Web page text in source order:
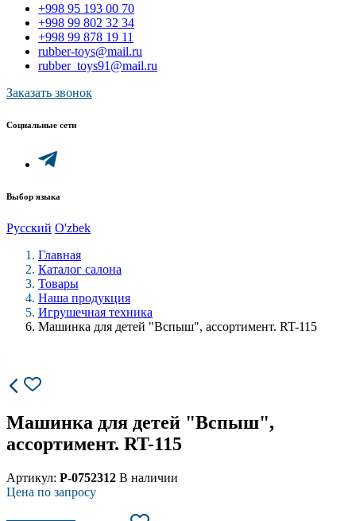
+998 95 193 00 70
+998 99 802 32 34
+998 99 878 19 11
rubber-toys@mail.ru
rubber_toys91@mail.ru
Заказать звонок
Социальные сети
Выбор языка
Русский O'zbek
Главная
Каталог салона
Товары
Наша продукция
Игрушечная техника
Машинка для детей "Вспыш", ассортимент. RT-115
Машинка для детей "Вспыш",
ассортимент. RT-115
Артикул: P-0752312 В наличии
Цена по запросу